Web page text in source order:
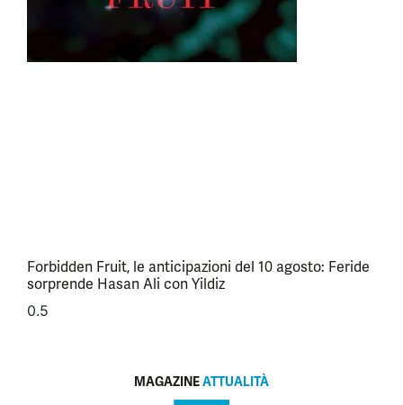
Forbidden Fruit, le anticipazioni del 10 agosto: Feride
sorprende Hasan Ali con Yildiz
MAGAZINEATTUALITÀ